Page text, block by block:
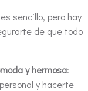
sencillo, pero hay
de que todo
y hermosa:
y hacerte